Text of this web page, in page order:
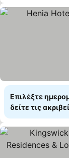
Επιλέξτε
δείτε τις